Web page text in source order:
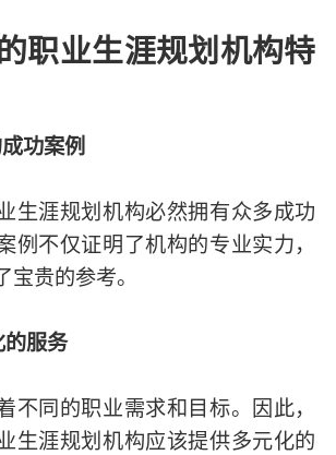
职业生涯规划机构特
功案例
生涯规划机构必然拥有众多成功
例不仅证明了机构的专业实力，
贵的参考。
服务
不同的职业需求和目标。因此，
生涯规划机构应该提供多元化的